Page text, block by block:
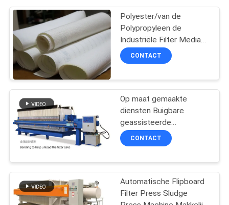
PRIVACY
POLICY
Polyester/van de
Polypropyleen de
Industriële Filter Media
Op hoge temperatuur van
de Doekfilter 108C
CONTACT
Op maat gemaakte
diensten Buigbare
geassisteerde
ontladingsfilterpers voor
het ontwateren van slib
CONTACT
Automatische Flipboard
Filter Press Sludge